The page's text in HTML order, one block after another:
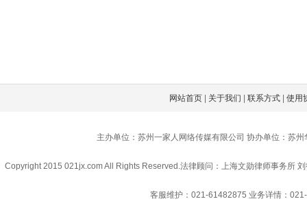
网站首页 关于我们 |联系方式 |使用
主办单位：苏州一家人网络传媒有限公司 协办单位：苏
Copyright 2015 021jx.com All Rights Reserved.法律顾问：上海文勋律师事务所
客服维护：021-61482875 业务详情：